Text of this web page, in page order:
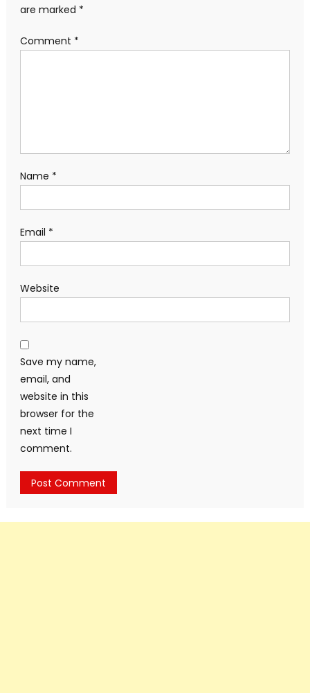
are marked *
Comment *
Name *
Email *
Website
Save my name,
email, and
website in this
browser for the
next time I
comment.